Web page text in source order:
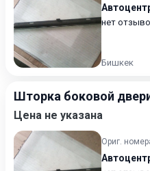
нет
Бишкек
Шторка боковой
Цена не указана
Ориг.